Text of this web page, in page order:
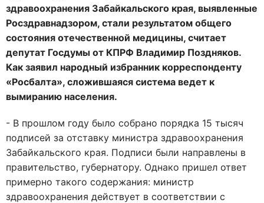
здравоохранения Забайкальского края, выявленные
Росздравнадзором, стали результатом общего
состояния отечественной медицины, считает
депутат Госдумы от КПРФ Владимир Поздняков.
Как заявил народный избранник корреспонденту
«Росбалта», сложившаяся система ведет к
вымиранию населения.
- В прошлом году было собрано порядка 15 тысяч
подписей за отставку министра здравоохранения
Забайкальского края. Подписи были направлены в
правительство, губернатору. Однако пришел ответ
примерно такого содержания: министр
здравоохранения действует в соответствии с